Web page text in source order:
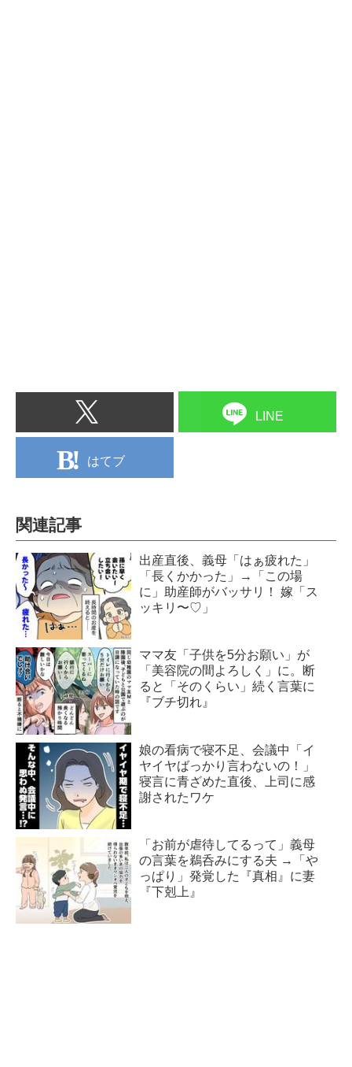
LINE
はてブ
関連記事
出産直後、義母「はぁ疲れた」
「長くかかった」→「この場
に」助産師がバッサリ！ 嫁「ス
ッキリ〜♡」
ママ友「子供を5分お願い」が
「美容院の間よろしく」に。断
ると「そのくらい」続く言葉に
『ブチ切れ』
娘の看病で寝不足、会議中「イ
ヤイヤばっかり言わないの！」
寝言に青ざめた直後、上司に感
謝されたワケ
「お前が虐待してるって」義母
の言葉を鵜呑みにする夫 →「や
っぱり」発覚した『真相』に妻
『下剋上』